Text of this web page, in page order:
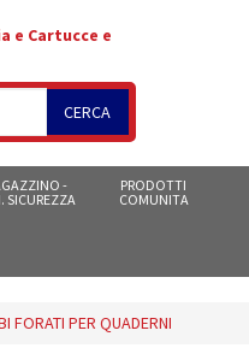
e Cartucce e
CERCA
-
SICUREZZA
PRODOTTI
COMUNITA
FORATI PER QUADERNI